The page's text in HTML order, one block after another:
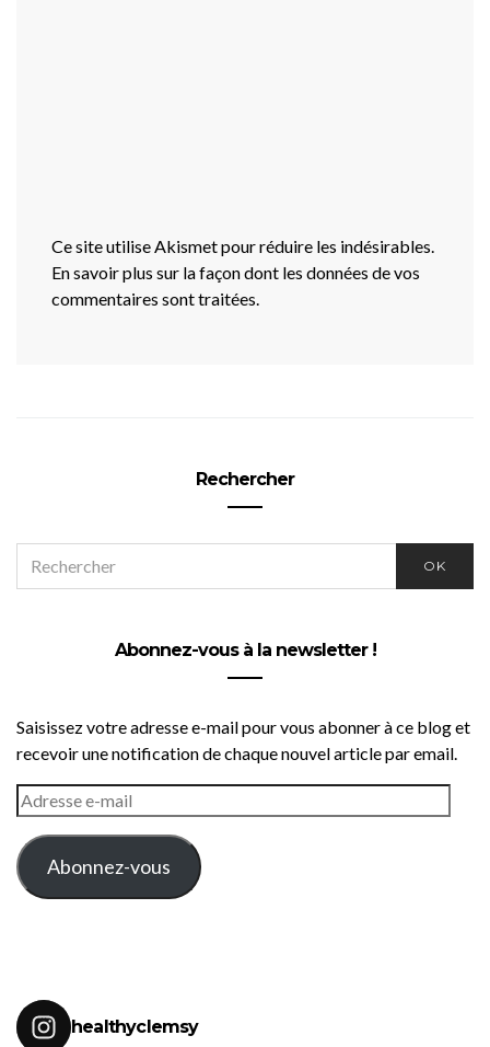
Ce site utilise Akismet pour réduire les indésirables.
En savoir plus sur la façon dont les données de vos
commentaires sont traitées
Rechercher
FOR:
OK
Abonnez-vous à la newsletter !
Saisissez votre adresse e-mail pour vous abonner à ce blog et
recevoir une notification de chaque nouvel article par email.
ADRESSE
E-
MAIL
Abonnez-vous
healthyclemsy